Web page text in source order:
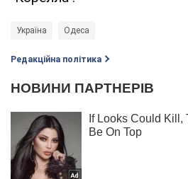
Україна Одеса
Редакційна політика